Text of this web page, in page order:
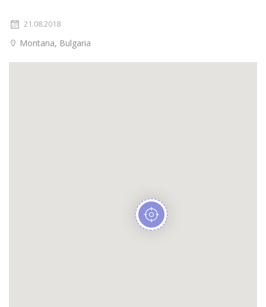
21.08.2018
Montana, Bulgaria